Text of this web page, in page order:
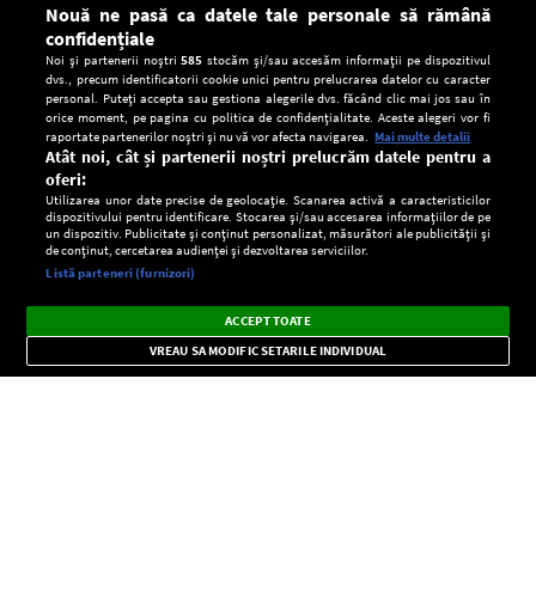
CONFIDENŢIALITATE
Setări:
Dark
Mode
Radio live, podcasturi, știri și alerte
importante.
×
Nouă ne pasă ca datele tale personale să rămână
confidențiale
Noi și partenerii noștri585 stocăm și/sau accesăm informații pe dispozitivul
dvs., precum identificatorii cookie unici pentru prelucrarea datelor cu caracter
personal. Puteți accepta sau gestiona alegerile dvs. făcând clic mai jos sau în
orice moment, pe pagina cu politica de confidențialitate. Aceste alegeri vor fi
raportate partenerilor noștri și nu vă vor afecta navigarea. Mai multe detalii
Atât noi, cât și partenerii noștri prelucrăm datele pentru a
oferi:
Utilizarea unor date precise de geolocație. Scanarea activă a caracteristicilor
dispozitivului pentru identificare. Stocarea și/sau accesarea informațiilor de pe
un dispozitiv. Publicitate și conținut personalizat, măsurători ale publicității și
de conținut, cercetarea audienței și dezvoltarea serviciilor.
Listă parteneri (furnizori)
ACCEPT TOATE
VREAU SA MODIFIC SETARILE INDIVIDUAL